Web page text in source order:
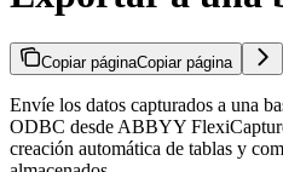
Copiar páginaCopiar página
Envíe los datos capturados a una
ODBC desde ABBYY
creación automática de tablas y